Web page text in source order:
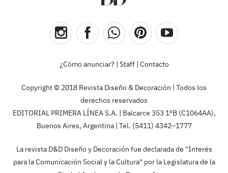
¿Cómo anunciar? Staff| Contacto
Copyright © 2018 Revista Diseño & Decoración | Todos los
derechos reservados
EDITORIAL PRIMERA LÍNEA S.A. | Balcarce 353 1ºB (C1064AA),
Buenos Aires, Argentina | Tel. (5411) 4342–1777
La revista D&D Diseño y Decoración fue declarada de "Interés
para la Comunicación Social y la Cultura" por la Legislatura de la